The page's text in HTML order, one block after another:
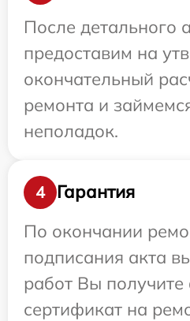
После детального
предоставим на
окончательный
ремонта и
неполадок.
4
Гарантия
По окончании
подписания акта
работ Вы
сертификат на